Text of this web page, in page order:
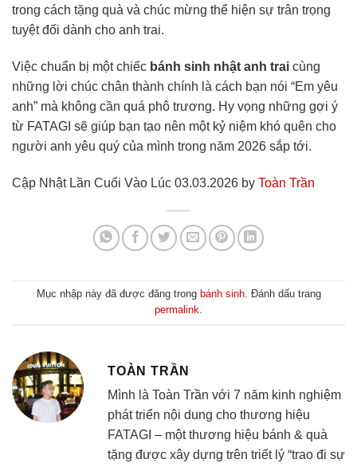
trong cách tặng quà và chúc mừng thể hiện sự trân trọng
tuyệt đối dành cho anh trai.
Việc chuẩn bị một chiếc bánh sinh nhật anh trai cùng
những lời chúc chân thành chính là cách bạn nói “Em yêu
anh” mà không cần quá phô trương. Hy vọng những gợi ý
từ FATAGI sẽ giúp bạn tạo nên một kỷ niệm khó quên cho
người anh yêu quý của mình trong năm 2026 sắp tới.
Cập Nhật Lần Cuối Vào Lúc 03.03.2026 by Toàn Trần
Mục nhập này đã được đăng trong bánh sinh. Đánh dấu trang
permalink.
TOÀN TRẦN
Mình là Toàn Trần với 7 năm kinh nghiệm
phát triển nội dung cho thương hiệu
FATAGI – một thương hiệu bánh & quà
tặng được xây dựng trên triết lý “trao đi sự